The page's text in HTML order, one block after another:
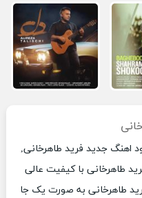
اهنگ جدید فرید طاهرخانی,
طاهرخانی با کیفیت عالی
طاهرخانی به صورت یک جا